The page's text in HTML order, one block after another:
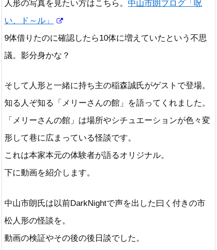
人形の写真を見たい方はこちら。 中山市朗ブログ「呪
い、ド～ル」
9体借りたのに確認したら10体に増えていたという不思
議。影分身かな？
そして人形と一緒に持ち主の稲森誠氏がゲストで登場。
知る人ぞ知る「メリーさんの館」を語ってくれました。
「メリーさんの館」は場所やシチュエーションが色々変
形して巷に広まっている怪談です。
これは本家本元の体験者が語るオリジナル。
下に動画を紹介します。
中山市朗氏は以前DarkNightで声を出した曰く付きの市
松人形の怪談を。
動画の検証やその後の後日談でした。